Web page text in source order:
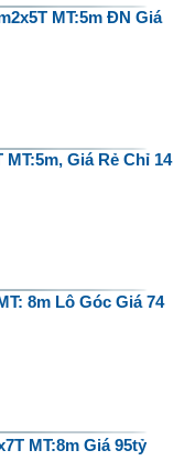
MT:5m ĐN Giá
Giá Rẻ Chỉ 14
8m Lô Góc Giá 74
MT:8m Giá 95tỷ